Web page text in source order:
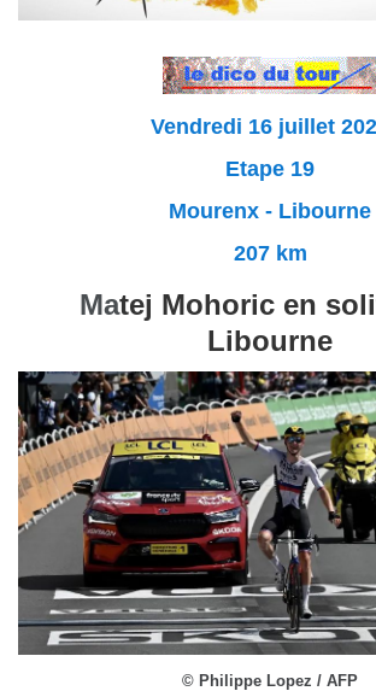
Vendredi 16 juillet
Etape 19
Mourenx - Libourne
207 km
Matej Mohoric en
Libourne
© Philippe Lopez / AFP